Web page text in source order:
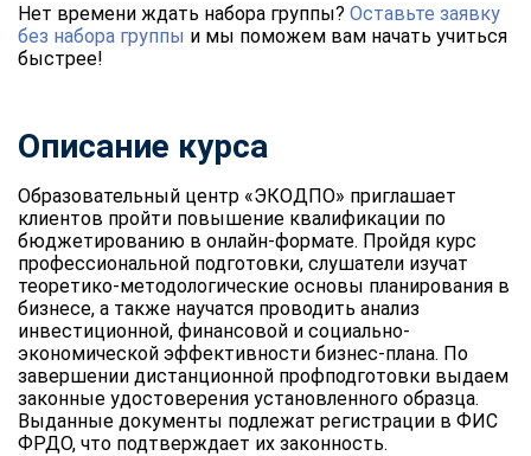
Нет времени ждать набора группы? Оставьте заявку
без набора группы и мы поможем вам начать учиться
быстрее!
Описание курса
Образовательный центр «ЭКОДПО» приглашает
клиентов пройти повышение квалификации по
бюджетированию в онлайн-формате. Пройдя курс
профессиональной подготовки, слушатели изучат
теоретико-методологические основы планирования в
бизнесе, а также научатся проводить анализ
инвестиционной, финансовой и социально-
экономической эффективности бизнес-плана. По
завершении дистанционной профподготовки выдаем
законные удостоверения установленного образца.
Выданные документы подлежат регистрации в ФИС
ФРДО, что подтверждает их законность.